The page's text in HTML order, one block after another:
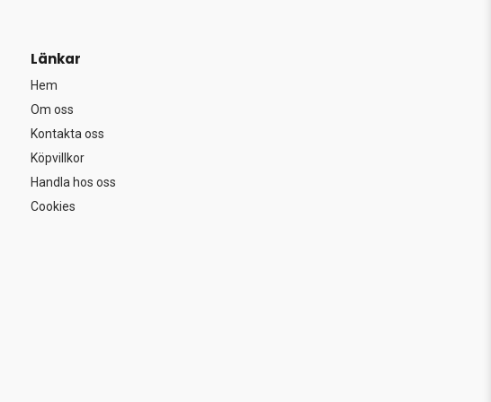
Länkar
Hem
Om oss
Kontakta oss
Köpvillkor
Handla hos oss
Cookies